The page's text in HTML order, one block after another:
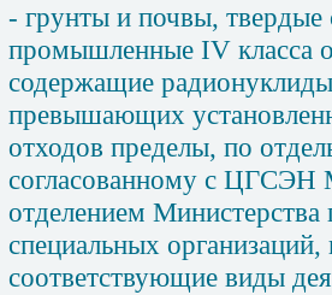
- грунты и почвы, твердые
промышленные IV класса
содержащие
превышающих
отходов пределы, по
согласованному с ЦГСЭН
отделением
специальных
соответствующие виды